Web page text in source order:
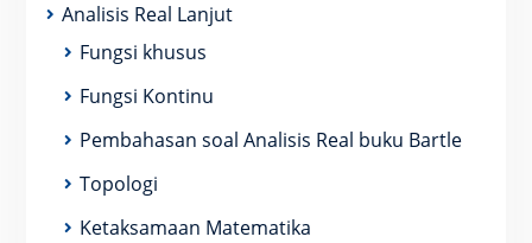
Analisis Real Lanjut
Fungsi khusus
Fungsi Kontinu
Pembahasan soal Analisis Real buku Bartle
Topologi
Ketaksamaan Matematika